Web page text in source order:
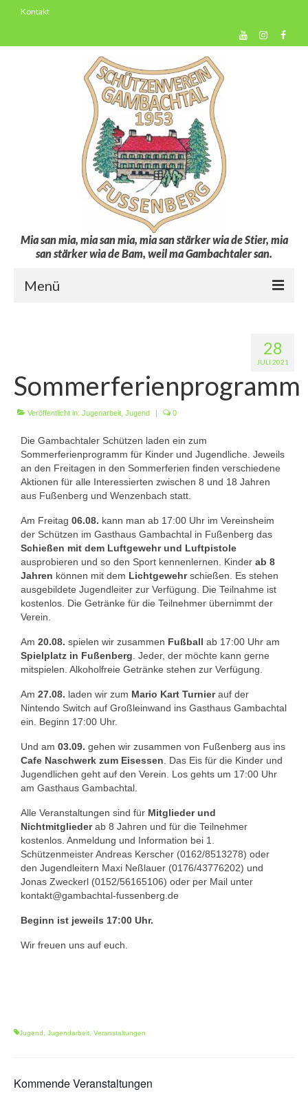
Kontakt
Mia san mia, mia san mia, mia san stärker wia de Stier, mia
san stärker wia de Bam, weil ma Gambachtaler san.
Menü
Unsere Erfolge
Vereinschronik
Die Geschichte unserer Kapelle
Jugendarbeit
Ergebnisse
1. Mannschaft Luftgewehr
2. Mannschaft Luftgewehr
3. Mannschaft Luftgewehr
1. Mannschaft Luftpistole
2. Mannschaft Auflage
Weitere Wettkämpfe
Termine
Galerie
FAQ
Sektion Am Wenzenbach
Sektionsliga Ergebnisse
Sektionswanderpokale
28
JULI 2021
Sommerferienprogramm
Veröffentlicht in: Jugenarbeit Jugend 0
Die Gambachtaler Schützen laden ein zum
Sommerferienprogramm für Kinder und Jugendliche. Jeweils
an den Freitagen in den Sommerferien finden verschiedene
Aktionen für alle Interessierten zwischen 8 und 18 Jahren
aus Fußenberg und Wenzenbach statt.
Am Freitag 06.08. kann man ab 17:00 Uhr im Vereinsheim
der Schützen im Gasthaus Gambachtal in Fußenberg das
Schießen mit dem Luftgewehr und Luftpistole
ausprobieren und so den Sport kennenlernen. Kinder ab 8
Jahren können mit dem Lichtgewehrschießen. Es stehen
ausgebildete Jugendleiter zur Verfügung. Die Teilnahme ist
kostenlos. Die Getränke für die Teilnehmer übernimmt der
Verein.
Am 20.08. spielen wir zusammen Fußball ab 17:00 Uhr am
Spielplatz in Fußenberg. Jeder, der möchte kann gerne
mitspielen. Alkoholfreie Getränke stehen zur Verfügung.
Am 27.08. laden wir zum Mario Kart Turnierauf der
Nintendo Switch auf Großleinwand ins Gasthaus Gambachtal
ein. Beginn 17:00 Uhr.
Und am 03.09. gehen wir zusammen von Fußenberg aus ins
Cafe Naschwerk zum Eisessen. Das Eis für die Kinder und
Jugendlichen geht auf den Verein. Los gehts um 17:00 Uhr
am Gasthaus Gambachtal.
Alle Veranstaltungen sind für Mitglieder und
Nichtmitgliederab 8 Jahren und für die Teilnehmer
kostenlos. Anmeldung und Information bei 1.
Schützenmeister Andreas Kerscher (0162/8513278) oder
den Jugendleitern Maxi Neßlauer (0176/43776202) und
Jonas Zweckerl (0152/56165106) oder per Mail unter
kontakt@gambachtal-fussenberg.de
Beginn ist jeweils 17:00 Uhr.
Wir freuen uns auf euch.
Jugend, Jugendarbeit, Veranstaltungen
Kommende Veranstaltungen